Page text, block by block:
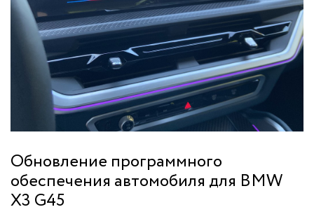
Обновление программного
обеспечения автомобиля для BMW
X3 G45